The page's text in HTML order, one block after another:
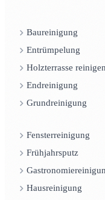
Baureinigung
Entrümpelung
Holzterrasse reinigen
Endreinigung
Grundreinigung
Fensterreinigung
Frühjahrsputz
Hausreinigung